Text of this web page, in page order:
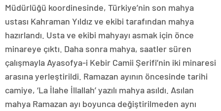
Müdürlüğü koordinesinde, Türkiye’nin son mahya
ustası Kahraman Yıldız ve ekibi tarafından mahya
hazırlandı. Usta ve ekibi mahyayı asmak için önce
minareye çıktı. Daha sonra mahya, saatler süren
çalışmayla Ayasofya-i Kebir Camii Şerifi’nin iki minaresi
arasına yerleştirildi. Ramazan ayının öncesinde tarihi
camiye, ‘La İlahe İllallah’ yazılı mahya asıldı. Asılan
mahya Ramazan ayı boyunca değiştirilmeden aynı